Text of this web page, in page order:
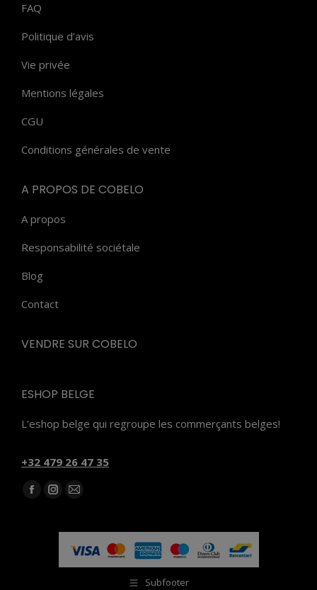
FAQ
Politique d’avis
Vie privée
Mentions légales
CGU
Conditions générales de vente
A PROPOS DE COBELO
A propos
Responsabilité sociétale
Blog
Contact
VENDRE SUR COBELO
ESHOP BELGE
L'eshop belge qui regroupe les commerçants belges!
‭+32 479 26 47 35‬
Trouvez nous sur :
Facebook
opens
Instagram
opens
new
E-
page
opens
in
Subfooter